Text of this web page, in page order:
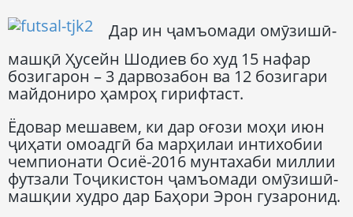
Дар ин ҷамъомади омӯзишӣ-
машқӣ Ҳусейн Шодиев бо худ 15 нафар
бозигарон – 3 дарвозабон ва 12 бозигари
майдониро ҳамроҳ гирифтаст.
Ёдовар мешавем, ки дар оғози моҳи июн
ҷиҳати омоадгӣ ба марҳилаи интихобии
чемпионати Осиё-2016 мунтахаби миллии
футзали Тоҷикистон ҷамъомади омӯзишӣ-
машқии худро дар Баҳори Эрон гузаронид.